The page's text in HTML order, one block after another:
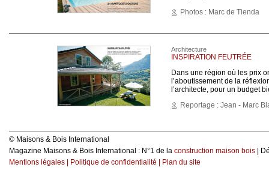
Photos : Marc de Tienda
Architecture
INSPIRATION FEUTRÉE
Dans une région où les prix
l’aboutissement de la
l’architecte, pour un budget
Reportage : Jean - Marc
© Maisons & Bois International
Magazine Maisons & Bois International : N°1 de la construction maison bois |
Mentions légales
Politique de confidentialité Plan du site